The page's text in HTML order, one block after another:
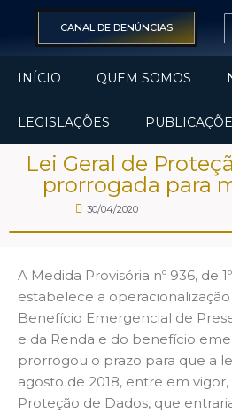
CANAL DE DENÚNCIAS
INÍCIO QUEM SOMOS
LEGISLAÇÕES
Lei Geral de
prorrogada para
30/04/2020
A Medida Provisória nº 936, de
estabelece a
Benefício Emergencial de
e da Renda e do benefício
prorrogou o prazo para que a
agosto de 2018, entre em vigor,
Proteção de Dados, que